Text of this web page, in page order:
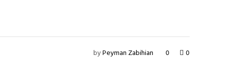
byPeyman Zabihian 0 0